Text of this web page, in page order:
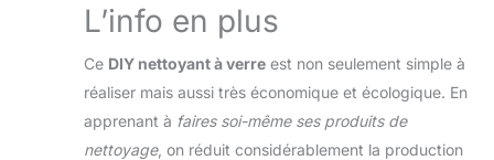
L’info en plus
Ce DIY nettoyant à verre est non seulement simple à
réaliser mais aussi très économique et écologique. En
apprenant à faires soi-même ses produits de
nettoyage, on réduit considérablement la production